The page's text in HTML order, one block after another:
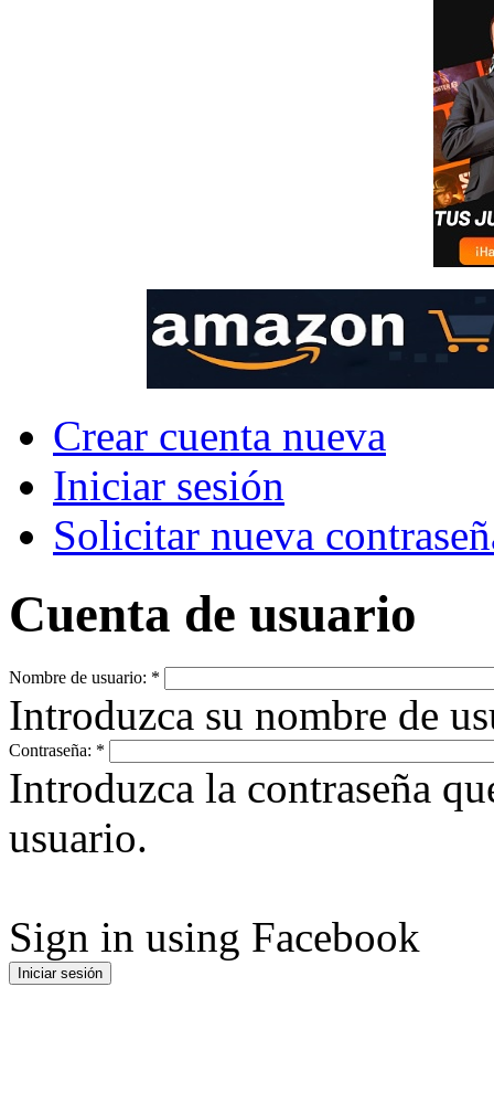
Crear cuenta nueva
Iniciar sesión
Solicitar nueva
Cuenta de usuario
Nombre de usuario: *
Introduzca su nombre de
Contraseña: *
Introduzca la contraseña
usuario.
Sign in using Facebook